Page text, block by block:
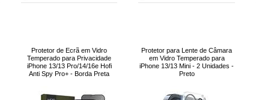
Protetor de Ecrã em Vidro
Temperado para Privacidade
iPhone 13/13 Pro/14/16e Hofi
Anti Spy Pro+ - Borda Preta
Protetor para Lente de Câmara
em Vidro Temperado para
iPhone 13/13 Mini - 2 Unidades -
Preto